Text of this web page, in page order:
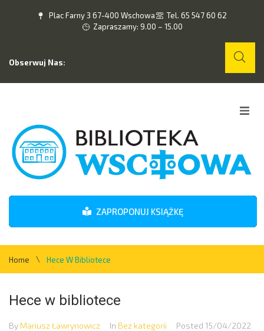
Plac Farny 3 67-400 Wschowa
Tel. 65 547 60 62
Zapraszamy: 9.00 – 15.00
Obserwuj Nas:
O nas
Wydarzenia
Kontakt
ZAPROPONUJ KSIĄŻKĘ
Home \ Hece W Bibliotece
Hece w bibliotece
By Mariusz Ławrynowicz In Bez kategorii Posted 15/04/2022